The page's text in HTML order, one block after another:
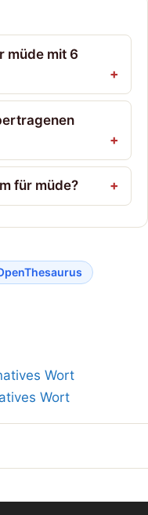
müde mit 6
für müde?
Wort
Wort